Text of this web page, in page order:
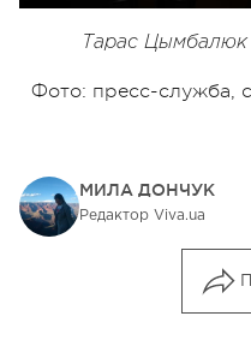
Тарас Цымбалюк
Фото: пресс-служба,
МИЛА ДОНЧУК
Редактор Viva.ua